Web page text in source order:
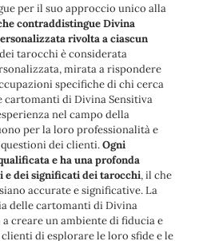
per il suo approccio unico alla
contraddistingue Divina
rivolta a ciascun
tarocchi è considerata
mirata a rispondere
specifiche di chi cerca
cartomanti di Divina Sensitiva
nel campo della
per la loro professionalità e
dei clienti.Ogni
e ha una profonda
e dei significati dei tarocchi, il che
accurate e significative. La
delle cartomanti di Divina
creare un ambiente di fiducia e
di esplorare le loro sfide e le